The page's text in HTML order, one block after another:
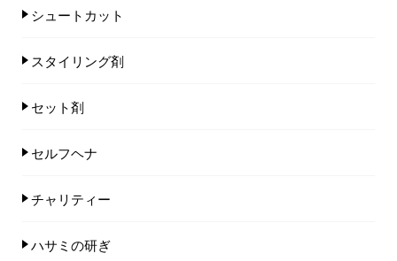
シュートカット
スタイリング剤
セット剤
セルフヘナ
チャリティー
ハサミの研ぎ